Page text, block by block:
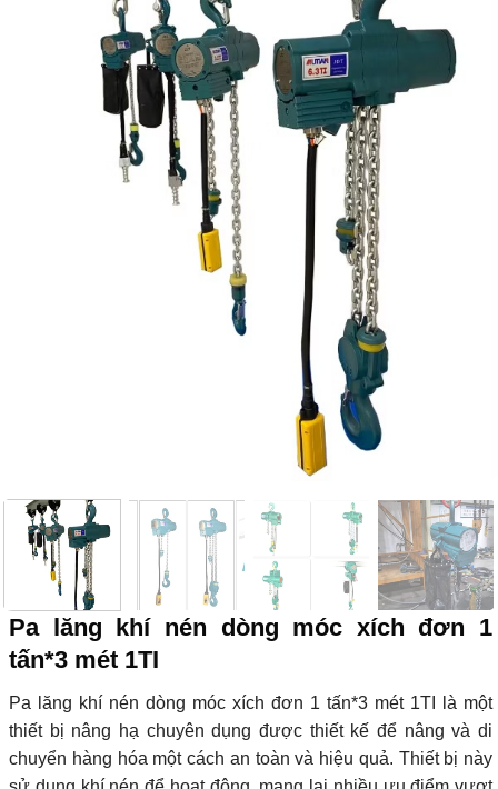
Pa lăng khí nén dòng móc xích đơn 1
tấn*3 mét 1TI
Pa lăng khí nén dòng móc xích đơn 1 tấn*3 mét 1TI là một
thiết bị nâng hạ chuyên dụng được thiết kế để nâng và di
chuyển hàng hóa một cách an toàn và hiệu quả. Thiết bị này